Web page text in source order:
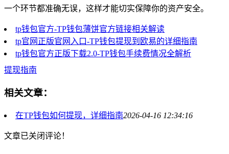
一个环节都准确无误，这样才能切实保障你的资产安全。
tp钱包官方-TP钱包薄饼官方链接相关解读
tp官网正版官网入口-TP钱包提现到欧易的详细指南
tp钱包官方正版下载2.0-TP钱包手续费情况全解析
提现指南
相关文章：
在TP钱包如何提现，详细指南2026-04-16 12:34:16
文章已关闭评论！